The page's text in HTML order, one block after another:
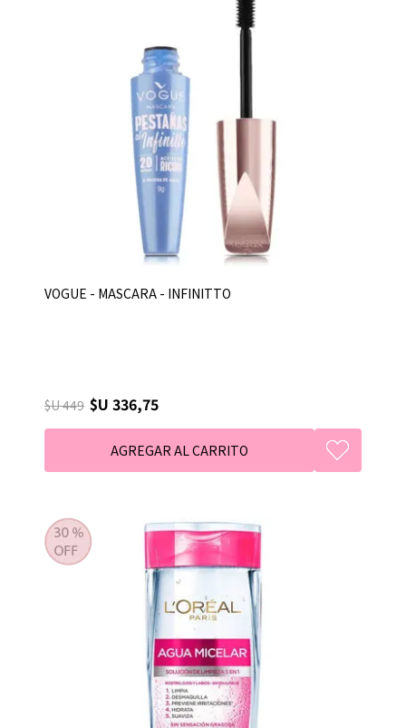
VOGUE - MASCARA - INFINITTO
$U 449 $U 336,75